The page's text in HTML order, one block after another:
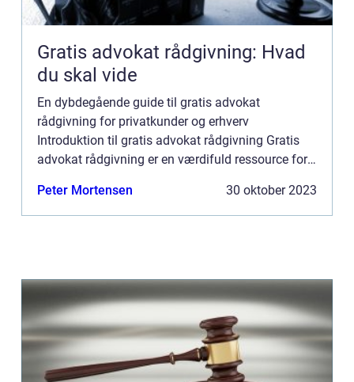
Gratis advokat rådgivning: Hvad
du skal vide
En dybdegående guide til gratis advokat
rådgivning for privatkunder og erhverv
Introduktion til gratis advokat rådgivning Gratis
advokat rådgivning er en værdifuld ressource for
og vejledning i juridisk...
Peter Mortensen 30 oktober 2023